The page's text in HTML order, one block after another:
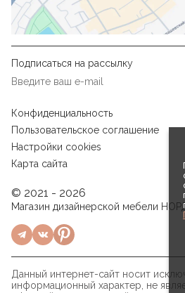
Подписаться на рассылку
Конфиденциальность
Пользовательское соглашение
Настройки cookies
Карта сайта
© 2021 - 2026
Магазин дизайнерской мебели
Данный интернет-сайт носит
информационный характер, не